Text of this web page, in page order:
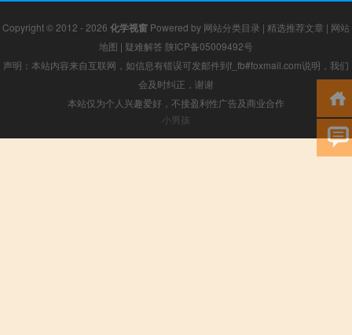
Copyright © 2012 - 2026 化学视窗 Powered by 网站分类目录 | 精选推荐文章 | 网站
地图 | 疑难解答 陕ICP备05009492号
声明：本站内容来自互联网，如信息有错误可发邮件到f_fb#foxmail.com说明，我们
会及时纠正，谢谢
本站仅为个人兴趣爱好，不接盈利性广告及商业合作
小男孩